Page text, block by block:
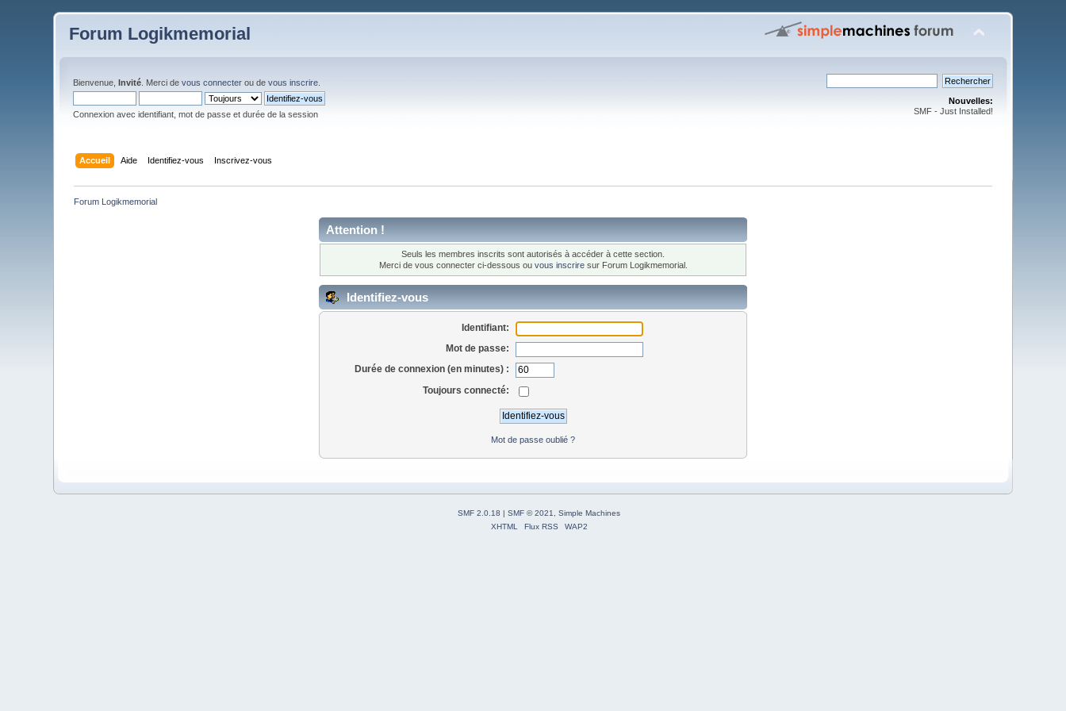
Forum Logikmemorial
Bienvenue,Invité . Merci devous connecter ou devous inscrire
Connexion avec identifiant, mot de passe et durée de la session
Nouvelles:
SMF - Just Installed!
Accueil Aide Identifiez-vous Inscrivez-vous
Forum Logikmemorial
Attention !
Seuls les membres inscrits sont autorisés à accéder à cette section.
Merci de vous connecter ci-dessous ou vous inscriresur Forum Logikmemorial.
Identifiez-vous
Identifiant:
Mot de passe:
Durée de connexion (en minutes) :
Toujours connecté:
Mot de passe oublié ?
SMF 2.0.18 | SMF © 2021
Simple Machines
XHTML
Flux RSS WAP2